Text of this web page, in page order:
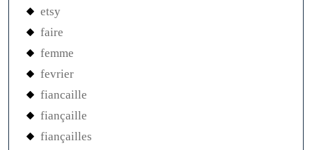
etsy
faire
femme
fevrier
fiancaille
fiançaille
fiançailles